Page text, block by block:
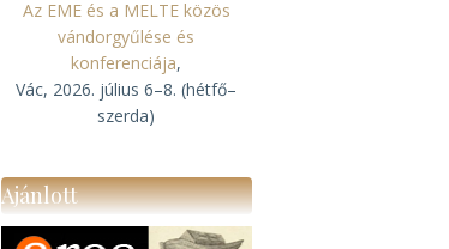
Az EME és a MELTE közös
vándorgyűlése és
konferenciája,
Vác, 2026. július 6–8. (hétfő–
szerda)
Ajánlott